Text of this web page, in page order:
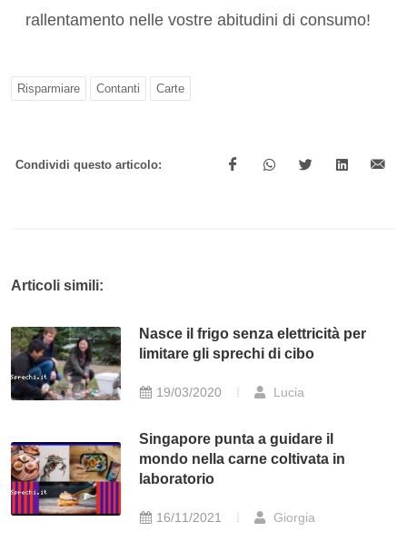
rallentamento nelle vostre abitudini di consumo!
Risparmiare Contanti Carte
Condividi questo articolo:
Articoli simili:
Nasce il frigo senza elettricità per
limitare gli sprechi di cibo
19/03/2020 Lucia
Singapore punta a guidare il
mondo nella carne coltivata in
laboratorio
16/11/2021 Giorgia